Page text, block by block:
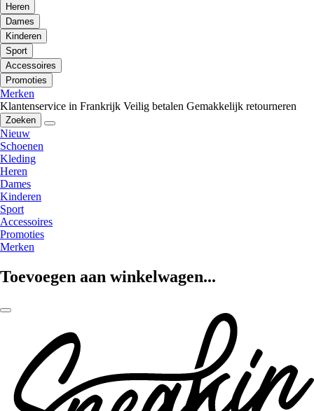
Heren
Dames
Kinderen
Sport
Accessoires
Promoties
Merken
Klantenservice in Frankrijk Veilig betalen Gemakkelijk retourneren
Zoeken
Nieuw
Schoenen
Kleding
Heren
Dames
Kinderen
Sport
Accessoires
Promoties
Merken
Toevoegen aan winkelwagen...